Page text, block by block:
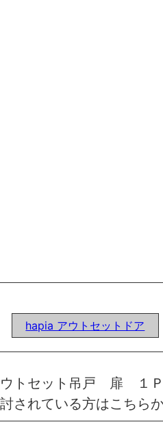
hapia アウトセットドア
トセット吊戸 扉 １
されている方はこちら